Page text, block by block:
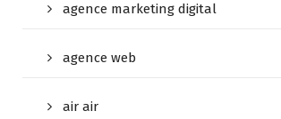
agence marketing digital
agence web
air air